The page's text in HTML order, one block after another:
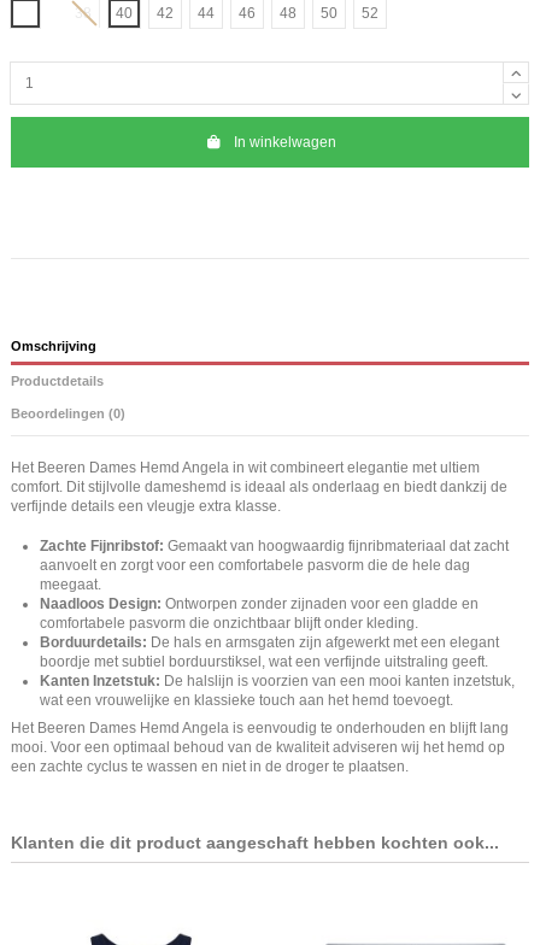
38
40 42 44 46 48 50 52
In winkelwagen
Omschrijving
Productdetails
Beoordelingen (0)
Het Beeren Dames Hemd Angela in wit combineert elegantie met ultiem
comfort. Dit stijlvolle dameshemd is ideaal als onderlaag en biedt dankzij de
verfijnde details een vleugje extra klasse.
Zachte Fijnribstof: Gemaakt van hoogwaardig fijnribmateriaal dat zacht
aanvoelt en zorgt voor een comfortabele pasvorm die de hele dag
meegaat.
Naadloos Design: Ontworpen zonder zijnaden voor een gladde en
comfortabele pasvorm die onzichtbaar blijft onder kleding.
Borduurdetails: De hals en armsgaten zijn afgewerkt met een elegant
boordje met subtiel borduurstiksel, wat een verfijnde uitstraling geeft.
Kanten Inzetstuk: De halslijn is voorzien van een mooi kanten inzetstuk,
wat een vrouwelijke en klassieke touch aan het hemd toevoegt.
Het Beeren Dames Hemd Angela is eenvoudig te onderhouden en blijft lang
mooi. Voor een optimaal behoud van de kwaliteit adviseren wij het hemd op
een zachte cyclus te wassen en niet in de droger te plaatsen.
Klanten die dit product aangeschaft hebben kochten ook...